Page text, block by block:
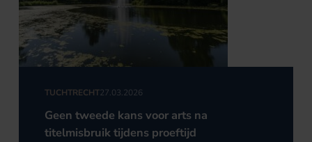
TUCHTRECHT27.03.2026
Geen tweede kans voor arts na
titelmisbruik tijdens proeftijd